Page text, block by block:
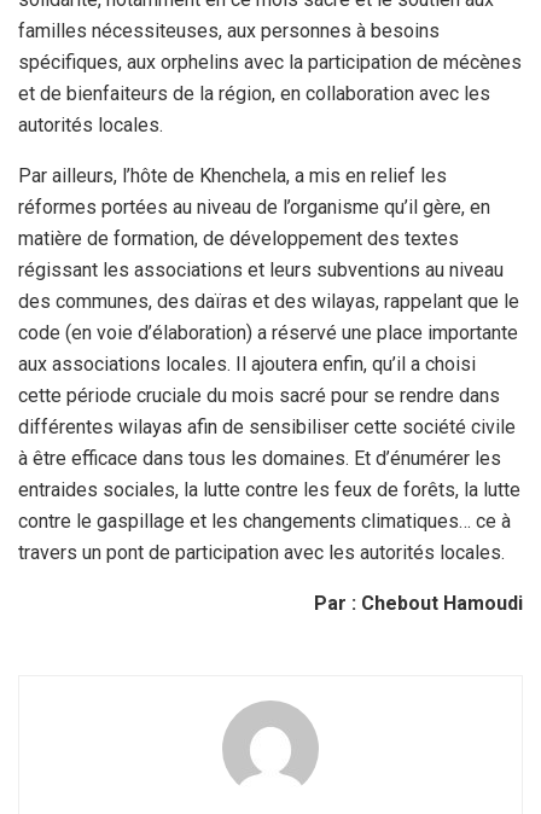
familles nécessiteuses, aux personnes à besoins
spécifiques, aux orphelins avec la participation de mécènes
et de bienfaiteurs de la région, en collaboration avec les
autorités locales.
Par ailleurs, l’hôte de Khenchela, a mis en relief les
réformes portées au niveau de l’organisme qu’il gère, en
matière de formation, de développement des textes
régissant les associations et leurs subventions au niveau
des communes, des daïras et des wilayas, rappelant que le
code (en voie d’élaboration) a réservé une place importante
aux associations locales. Il ajoutera enfin, qu’il a choisi
cette période cruciale du mois sacré pour se rendre dans
différentes wilayas afin de sensibiliser cette société civile
à être efficace dans tous les domaines. Et d’énumérer les
entraides sociales, la lutte contre les feux de forêts, la lutte
contre le gaspillage et les changements climatiques… ce à
travers un pont de participation avec les autorités locales.
Par : Chebout Hamoudi